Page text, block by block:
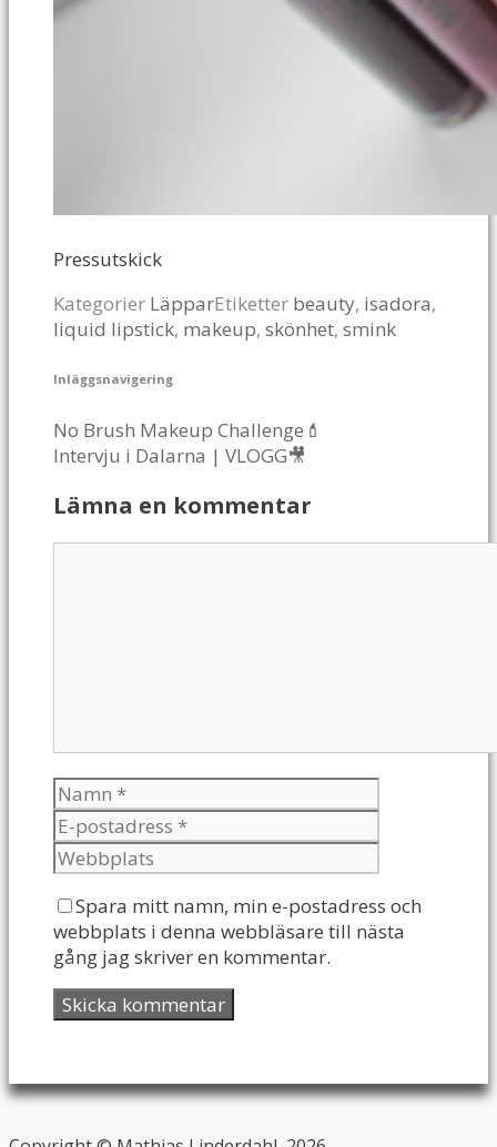
Pressutskick
Kategorier LäpparEtiketter beauty, isadora,
liquid lipstick, makeup, skönhet, smink
Inläggsnavigering
No Brush Makeup Challenge💄
Intervju i Dalarna | VLOGG🎥
Lämna en kommentar
Spara mitt namn, min e-postadress och
webbplats i denna webbläsare till nästa
gång jag skriver en kommentar.